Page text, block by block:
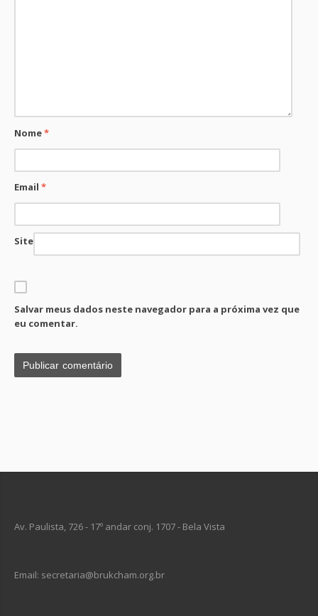
Nome*
Email*
Site
Salvar meus dados neste navegador para a próxima vez que
eu comentar.
Av. Paulista, 726 - 17º andar conj. 1707 - Bela Vista
Email: secretaria@brukcham.org.br